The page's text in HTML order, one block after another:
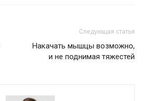
Следующая статья
Накачать мышцы возможно,
и не поднимая тяжестей